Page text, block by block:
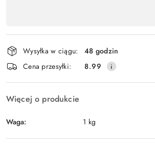
płatność
i
dostawa
Wysyłka w ciągu:
48 godzin
Cena przesyłki:
8.99
Więcej o produkcie
Waga: 1 kg